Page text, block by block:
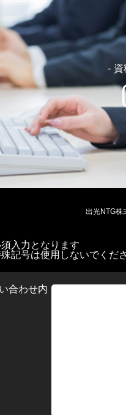
資
出光NTG株
入力となります
記号は使用しないでくだ
合わせ内